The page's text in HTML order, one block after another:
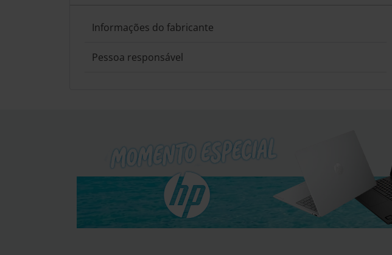
Informações do fabricante
Pessoa responsável